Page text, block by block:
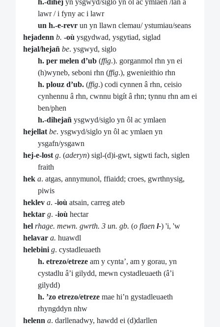
h.-dihej yn ysgwyd/siglo yn ôl ac ymlaen /lan a
lawr / i fyny ac i lawr
un h.-e-revr un yn llawn clemau/ ystumiau/seans
hejadenn b. -où ysgydwad, ysgytiad, siglad
hejal/hejañ be. ysgwyd, siglo
h. per melen d’ub (ffig.). gorganmol rhn yn ei
(h)wyneb, seboni rhn (ffig.), gwenieithio rhn
h. plouz d’ub. (ffig.) codi cynnen â rhn, ceisio
cynhennu â rhn, cwnnu bigít â rhn; tynnu rhn am ei
ben/phen
h.-dihejañ ysgwyd/siglo yn ôl ac ymlaen
hejellat be. ysgwyd/siglo yn ôl ac ymlaen yn
ysgafn/ysgawn
hej-e-lost g. (aderyn) sigl-(d)i-gwt, sigwti fach, siglen
fraith
hek a. atgas, annymunol, ffiaidd; croes, gwrthnysig,
piwis
heklev a. -ioù atsain, carreg ateb
hektar g. -ioù hectar
hel rhage. mewn. gwrth. 3 un. gb. (o flaen l-) 'i, 'w
helavar a. huawdl
helebini g. cystadleuaeth
h. etrezo/etreze am y cynta’, am y gorau, yn
cystadlu â’i gilydd, mewn cystadleuaeth (â’i
gilydd)
h. ’zo etrezo/etreze mae hi’n gystadleuaeth
rhyngddyn nhw
helenn a. darllenadwy, hawdd ei (d)darllen